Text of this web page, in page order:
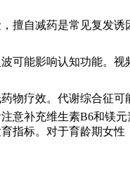
擅自减药是常见复发
可能影响认知功能。
物疗效。代谢综合征
意补充维生素B6和镁
指标。对于育龄期女性